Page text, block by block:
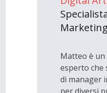
Matteo è
esperto che
di manager